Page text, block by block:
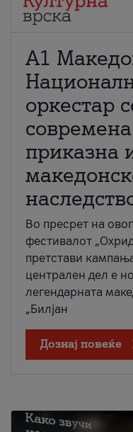
А1
оркестар
приказна
Во пресрет на
фестивалот
претстави
централен дел е
легендарната
„Билјан
Дознај повеќе